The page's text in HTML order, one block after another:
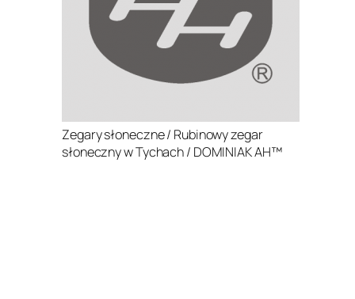
Zegary słoneczne / Rubinowy zegar
słoneczny w Tychach / DOMINIAK AH™